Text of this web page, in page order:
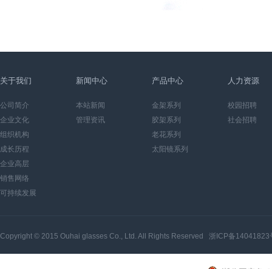
关于我们
公司简介
企业文化
组织机构
成长历程
企业高层
销售网络
可持续发展
新闻中心
本站新闻
管理资讯
产品中心
金架系列
胶架系列
老花系列
太阳镜系列
人力资源
校园招聘
社会招聘
Copyright © 2015 Ouhai glasses Co., Ltd. All Rights Reserved 浙ICP备14041823